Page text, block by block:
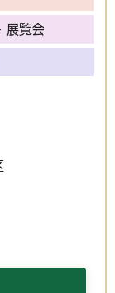
展覧会